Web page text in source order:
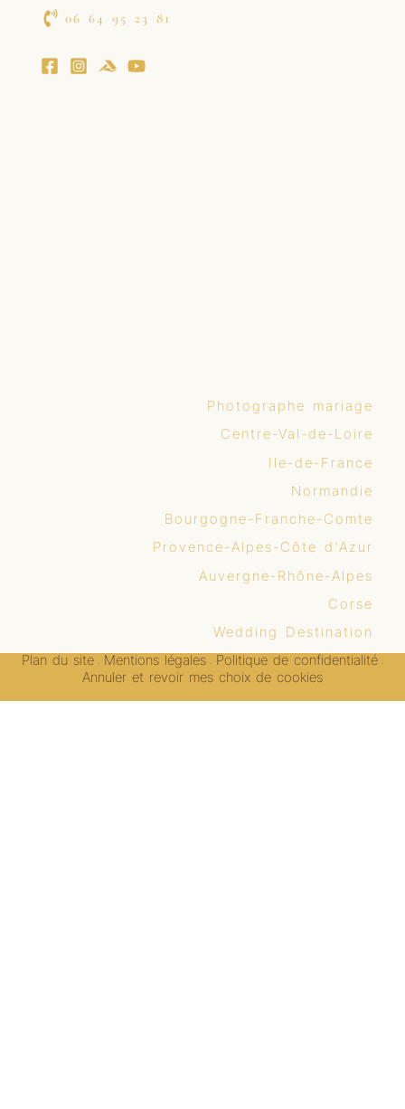
06 64 95 23 81
Photographe mariage
Centre-Val-de-Loire
Ile-de-France
Normandie
Bourgogne-Franche-Comte
Provence-Alpes-Côte d'Azur
Auvergne-Rhône-Alpes
Corse
Wedding Destination
Plan du site- Mentions légales- Politique de confidentialité-
Annuler et revoir mes choix de cookies